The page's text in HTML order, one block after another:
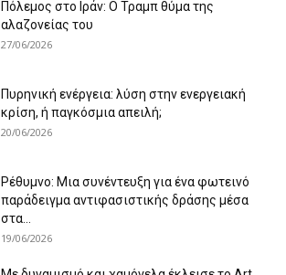
Πόλεμος στο Ιράν: Ο Τραμπ θύμα της
αλαζονείας του
27/06/2026
Πυρηνική ενέργεια: λύση στην ενεργειακή
κρίση, ή παγκόσμια απειλή;
20/06/2026
Ρέθυμνο: Μια συνέντευξη για ένα φωτεινό
παράδειγμα αντιφασιστικής δράσης μέσα
στα...
19/06/2026